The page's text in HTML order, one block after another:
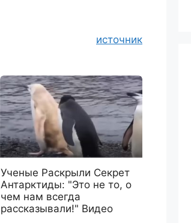
источник
Ученые Раскрыли Секрет
Антарктиды: "Это не то, о
чем нам всегда
рассказывали!" Видео